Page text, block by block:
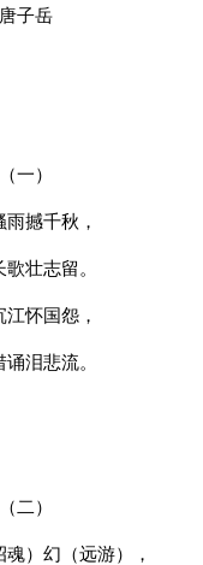
唐子岳
（一）
雨撼千秋，
壮志留。
江怀国怨，
诵泪悲流。
（二）
魂）幻（远游），